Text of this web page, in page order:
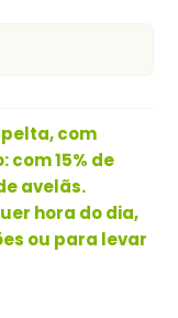
com
15% de
avelãs.
hora do dia,
ou para levar